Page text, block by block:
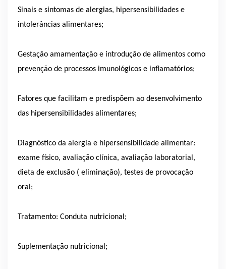
Sinais e sintomas de alergias, hipersensibilidades e
intolerâncias alimentares;
Gestação amamentação e introdução de alimentos como
prevenção de processos imunológicos e inflamatórios;
Fatores que facilitam e predispõem ao desenvolvimento
das hipersensibilidades alimentares;
Diagnóstico da alergia e hipersensibilidade alimentar:
exame físico, avaliação clínica, avaliação laboratorial,
dieta de exclusão ( eliminação), testes de provocação
oral;
Tratamento: Conduta nutricional;
Suplementação nutricional;